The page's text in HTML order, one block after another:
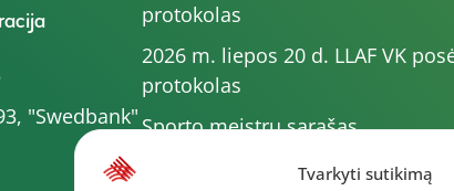
Tvarkyti sutikimą
"Swedbank"
protokolas
2026 m. liepos 20 d. LLAF VK
protokolas
Sporto meistrų sąrašas
2026 m. varžybų kalendorius